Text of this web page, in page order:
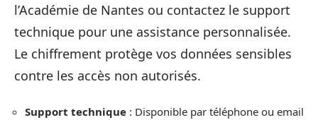
l’Académie de Nantes ou contactez le support
technique pour une assistance personnalisée.
Le chiffrement protège vos données sensibles
contre les accès non autorisés.
Support technique : Disponible par téléphone ou email